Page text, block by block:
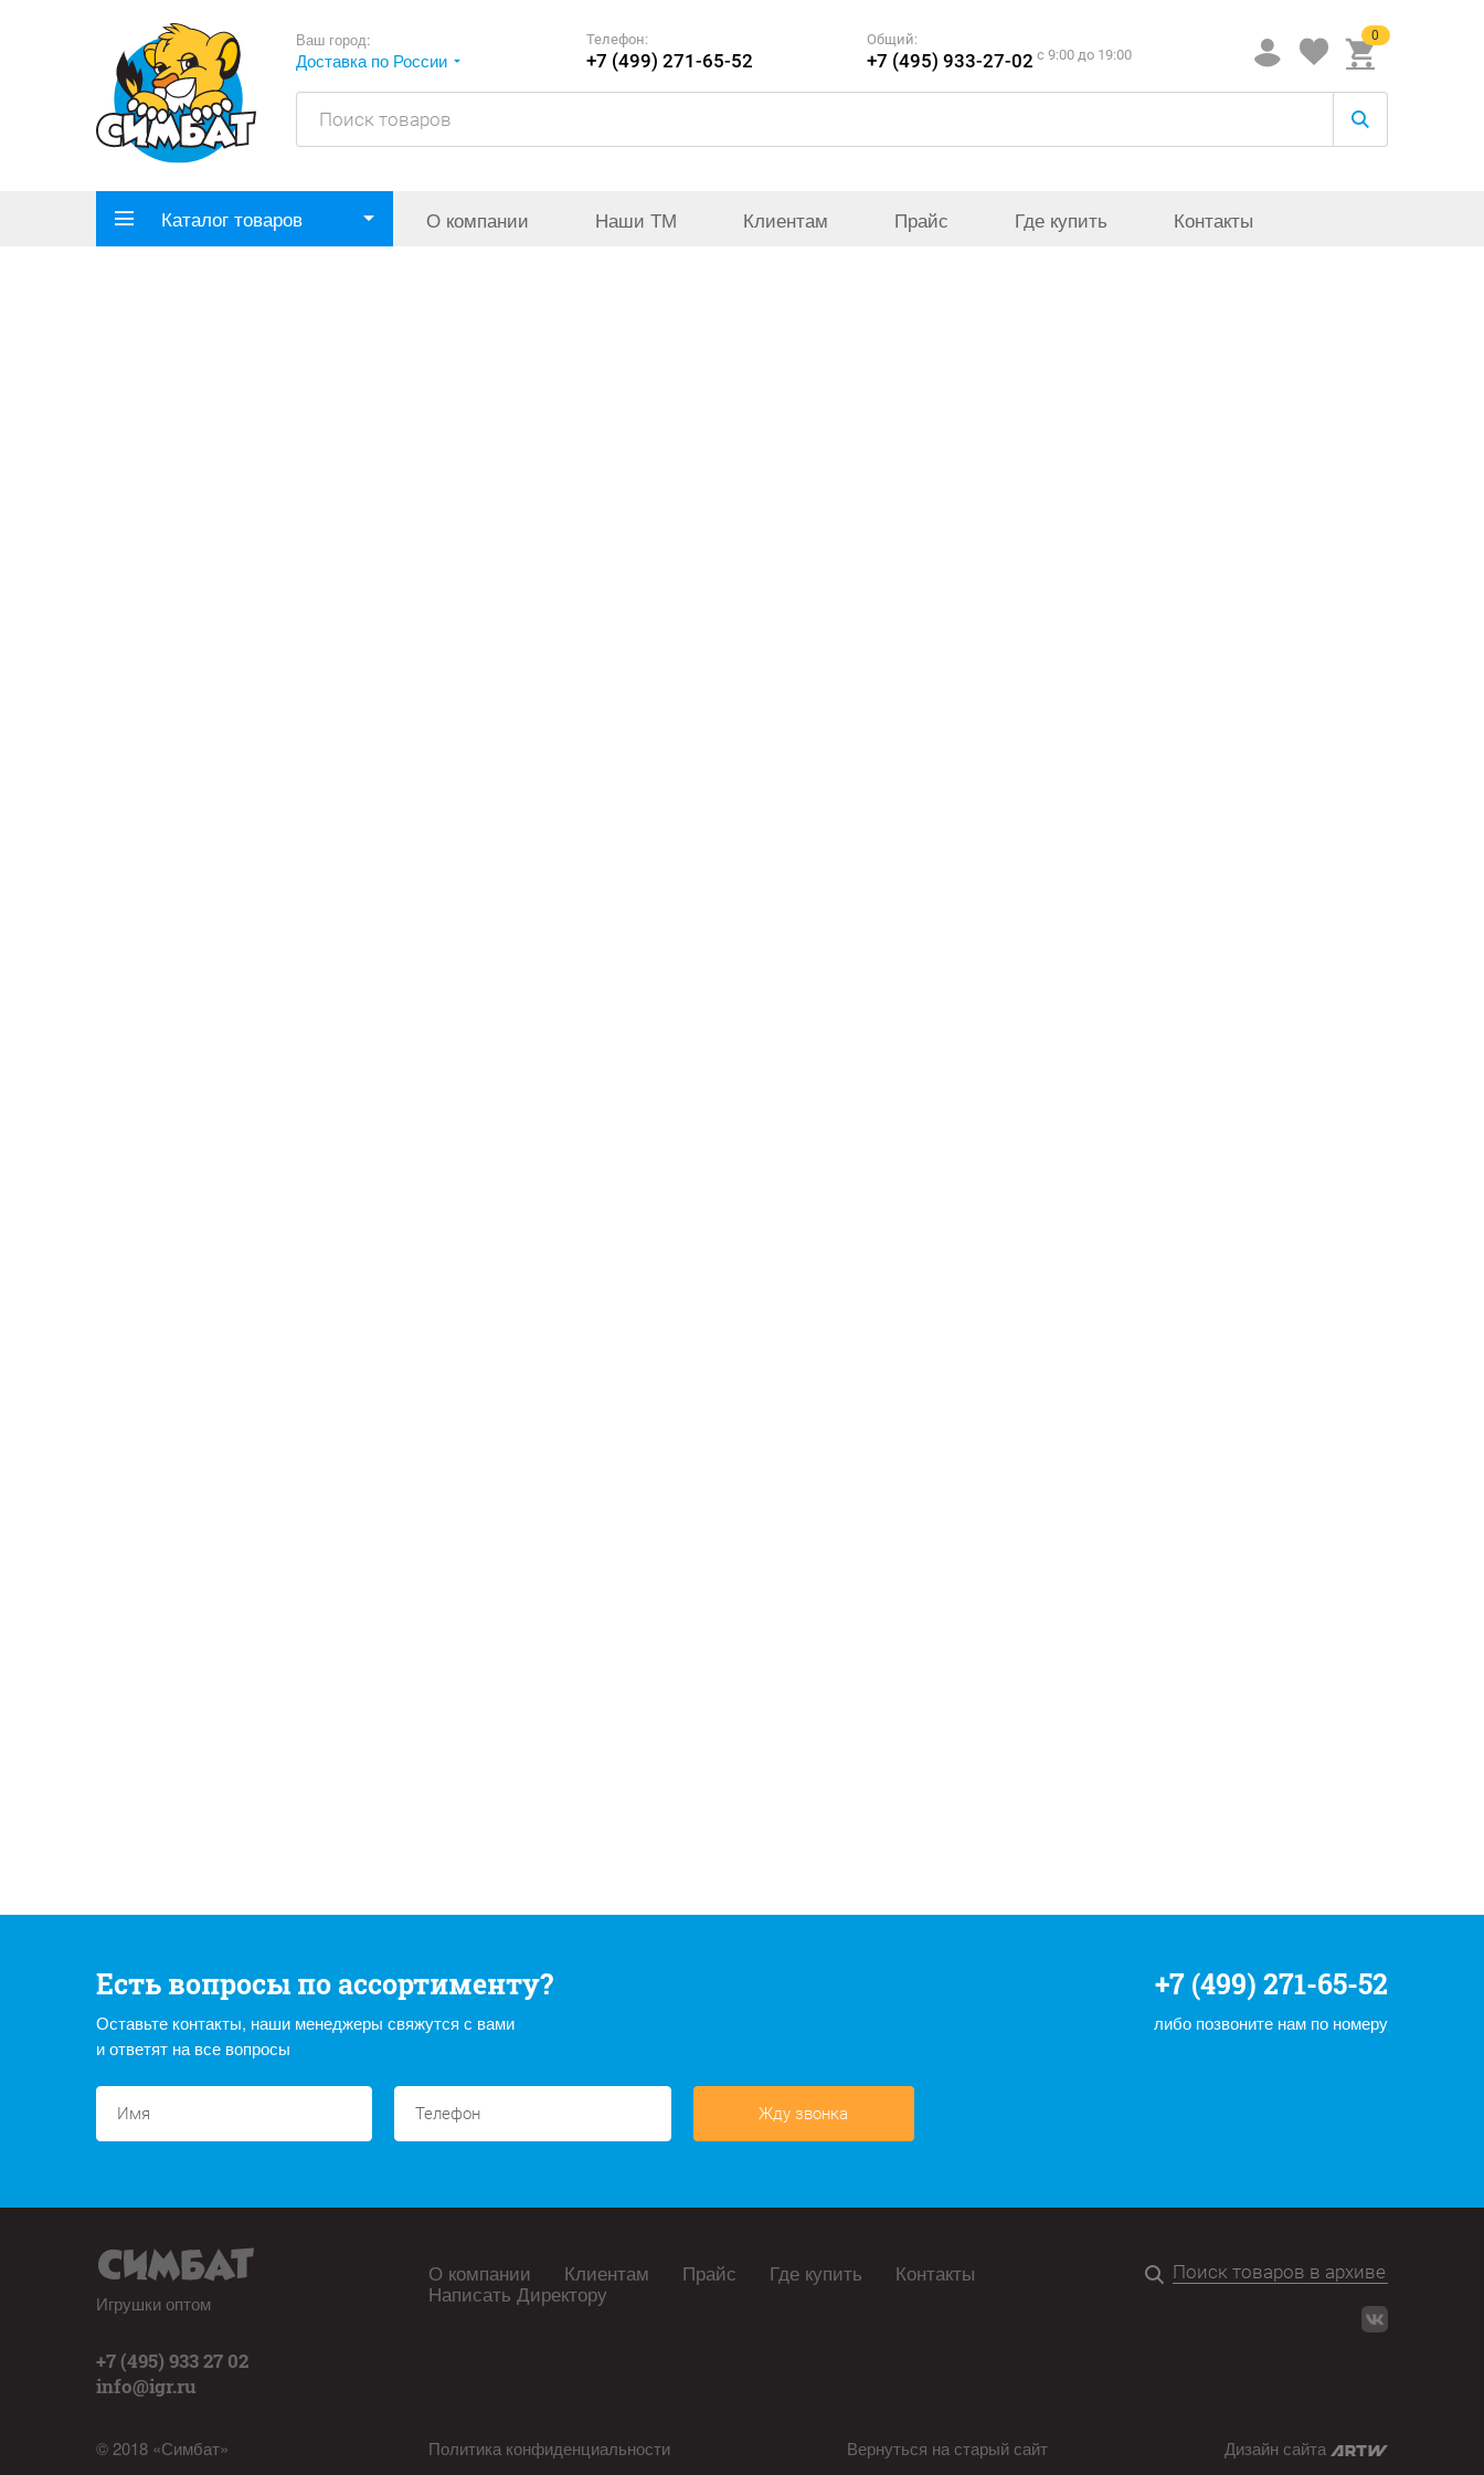
Ваш город:
Доставка по России
Телефон:
+7 (499) 271-65-52
Общий:
+7 (495) 933-27-02 c 9:00 до 19:00
0
Каталог товаров О компании Наши ТМ Клиентам Прайс Где купить Контакты
Есть вопросы по ассортименту?
Оставьте контакты, наши менеджеры свяжутся с вами
и ответят на все вопросы
+7 (499) 271-65-52
либо позвоните нам по номеру
Жду звонка
Игрушки оптом
+7 (495) 933 27 02
info@igr.ru
© 2018 «Симбат»
О компании Клиентам Прайс Где купить Контакты
Написать Директору
Политика конфиденциальности Вернуться на старый сайт Дизайн сайта